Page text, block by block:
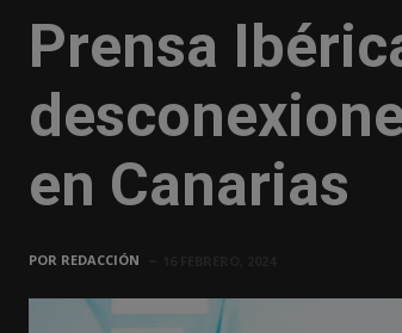
Prensa
en Canarias
POR REDACCIÓN